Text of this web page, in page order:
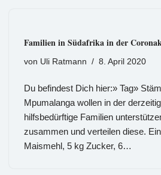
Familien in Südafrika in der
von Uli Ratmann 8. April 2020
Du befindest Dich hier:» Tag»
Mpumalanga wollen in der
hilfsbedürftige Familien
zusammen und verteilen diese.
Maismehl, 5 kg Zucker, 6…